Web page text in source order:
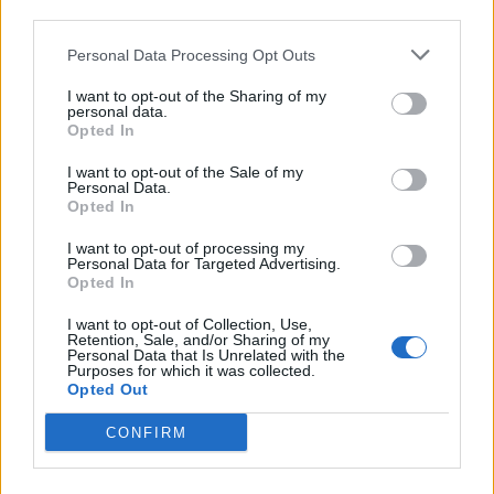
Personal Data Processing Opt Outs
I want to opt-out of the Sharing of my
personal data.
Opted In
I want to opt-out of the Sale of my
Personal Data.
Opted In
I want to opt-out of processing my
Personal Data for Targeted Advertising.
Opted In
I want to opt-out of Collection, Use,
Retention, Sale, and/or Sharing of my
Personal Data that Is Unrelated with the
Purposes for which it was collected.
Opted Out
CONFIRM
In evidenza